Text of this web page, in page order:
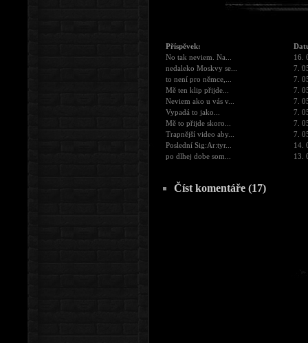
Příspěvek:
No tak neviem. Na...
16.
nedaleko Moskvy se...
7.
to není pro němce,...
7.
Mě ten klip přijde...
7.
Neviem ako u vás v...
7.
Vypadá to jako...
7.
Mě to přijde skoro...
7.
Trapnější video aby...
7.
Poslední Sig:Ar:tyr...
14.
po dlhej dobe som...
13.
Číst komentáře (17)